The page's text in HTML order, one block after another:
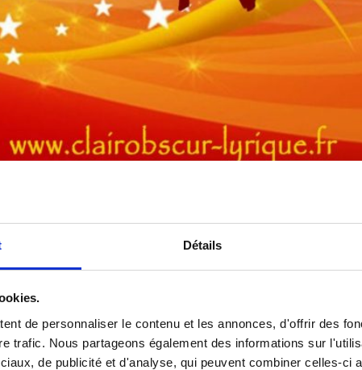
Détails
de personnaliser le contenu et les annonces, d'offrir des
trafic. Nous partageons également des informations sur
de publicité et d'analyse, qui peuvent combiner celles-ci
Concert Flûte-Chant-
Samedi 16 décembre à